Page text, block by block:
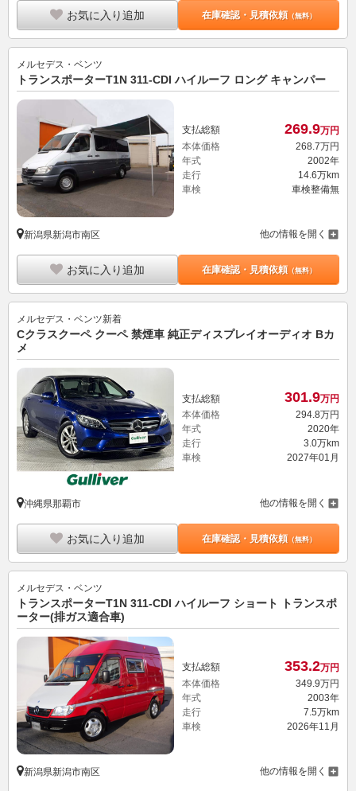
お気に入り追加 在庫確認・見積依頼（無料）
メルセデス・ベンツ
トランスポーターT1N 311-CDI ハイルーフ ロング キャンパー
支払総額 269.9万円
本体価格
268. 7万円
年式
2002年
走行
14.6万km
車検
車検整備無
新潟県新潟市南区 他の情報を開く
お気に入り追加 在庫確認・見積依頼（無料）
メルセデス・ベンツ新着
Cクラスクーペ クーペ 禁煙車 純正ディスプレイオーディオ Bカ
メ
支払総額 301.9万円
本体価格
294.8万円
年式
2020年
走行
3.0万km
車検
2027年01月
沖縄県那覇市 他の情報を開く
お気に入り追加 在庫確認・見積依頼（無料）
メルセデス・ベンツ
トランスポーターT1N 311-CDI ハイルーフ ショート トランスポ
ーター(排ガス適合車)
支払総額 353.2万円
本体価格
349. 9万円
年式
2003年
走行
7.5万km
車検
2026年11月
新潟県新潟市南区 他の情報を開く